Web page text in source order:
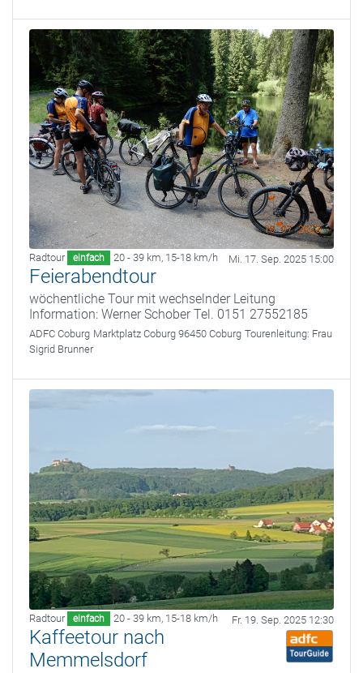
Radtour einfach 20 - 39 km, 15-18 km/h Mi. 17. Sep. 2025 15:00
Feierabendtour
wöchentliche Tour mit wechselnder Leitung
Information: Werner Schober Tel. 0151 27552185
ADFC Coburg Marktplatz Coburg 96450 Coburg Tourenleitung: Frau
Sigrid Brunner
Radtour einfach 20 - 39 km, 15-18 km/h Fr. 19. Sep. 2025 12:30
Kaffeetour nach
Memmelsdorf